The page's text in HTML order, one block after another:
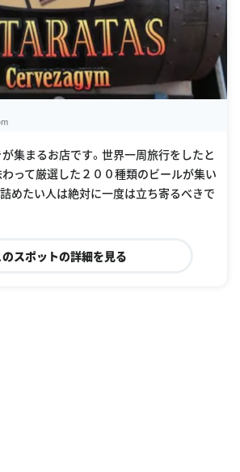
集まるお店です。世界一周旅行をしたと
って厳選した２００種類のビールが集い
めたい人は絶対に一度は立ち寄るべきで
のスポットの詳細を見る